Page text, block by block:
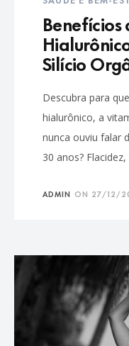
Silício
Descubra para
hialurônico, a
nunca ouviu falar
30 anos?
ADMIN ON 27/12/